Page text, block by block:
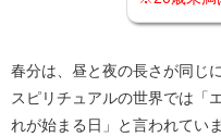
春分は、昼と夜の長さが同じ
スピリチュアルの世界では「
れが始まる日」と言われていま